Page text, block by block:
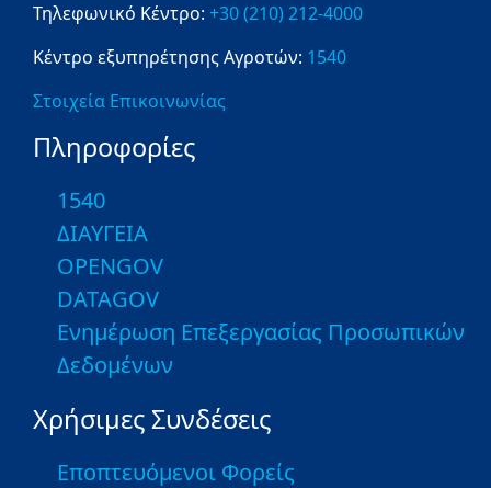
Τηλεφωνικό Κέντρο: +30 (210) 212-4000
Κέντρο εξυπηρέτησης Αγροτών: 1540
Στοιχεία Επικοινωνίας
Πληροφορίες
1540
ΔΙΑΥΓΕΙΑ
OPENGOV
DATAGOV
Ενημέρωση Επεξεργασίας Προσωπικών
Δεδομένων
Χρήσιμες Συνδέσεις
Εποπτευόμενοι Φορείς